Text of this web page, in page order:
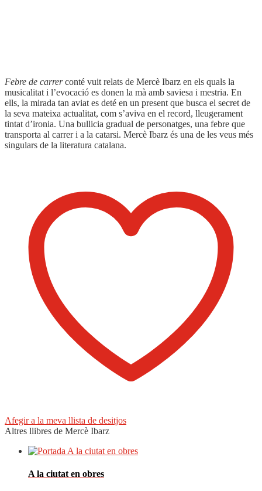
Febre de carrerconté vuit relats de Mercè Ibarz en els quals la
musicalitat i l’evocació es donen la mà amb saviesa i mestria. En
ells, la mirada tan aviat es deté en un present que busca el secret de
la seva mateixa actualitat, com s’aviva en el record, lleugerament
tintat d’ironia. Una bullicia gradual de personatges, una febre que
transporta al carrer i a la catarsi. Mercè Ibarz és una de les veus més
singulars de la literatura catalana.
Afegir a la meva llista de desitjos
Altres llibres de Mercè Ibarz
A la ciutat en obres